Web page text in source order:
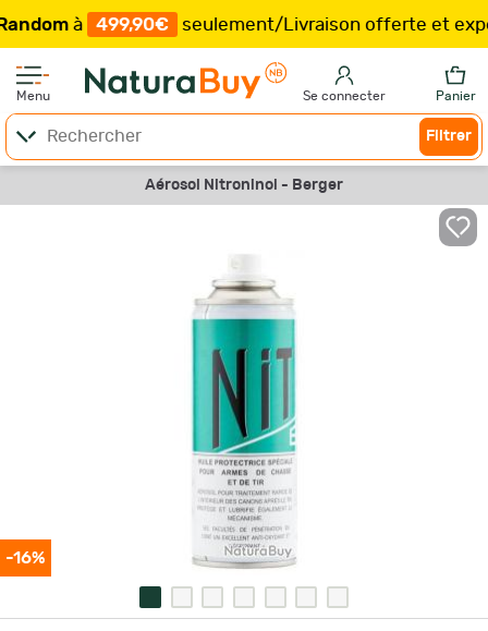
à 499,90€ seulement/Livraison offerte et
Menu Se connecter Panier
Filtrer
Aérosol Nitroninol - Berger
-16%